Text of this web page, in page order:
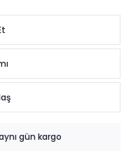
gün kargo